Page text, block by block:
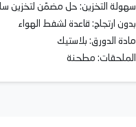
سهولة التخزين: حل مضمّن لتخزين
بدون ارتجاج: قاعدة لشفط الهواء
مادة الدورق: بلاستيك
الملحقات: مطحنة